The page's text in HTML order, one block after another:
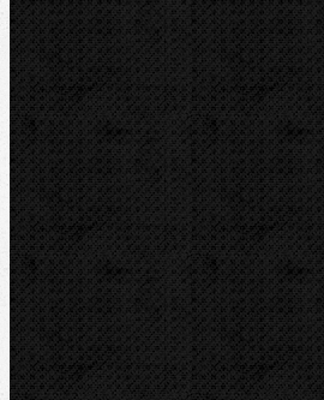
Tuchyňa 94
SK-018 55 TUCHYŇA
Telefón mobil:
0 902 164 546
Telefón pev.:
0 424 466 470
E-mail:
nipo@nipo.sk
Platobná brána GOPAY